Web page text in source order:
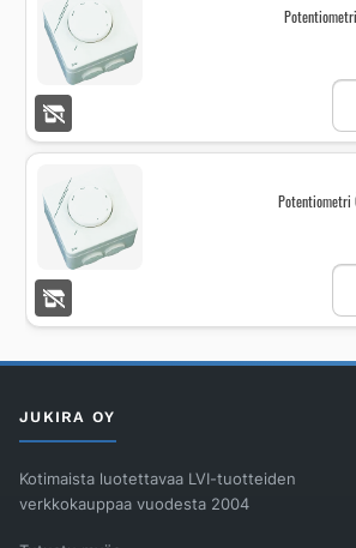
Potentiometri
EC
MS
Potentiometri
EC
0-
JUKIRA OY
Kotimaista luotettavaa LVI-tuotteiden
verkkokauppaa vuodesta 2004